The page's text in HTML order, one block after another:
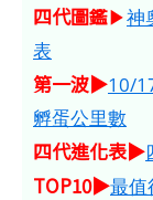
四代圖鑑▶神
表
第一波▶10/
孵蛋公里數
四代進化表▶
TOP10▶最值